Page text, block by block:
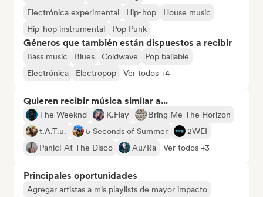
Electrónica experimental
Hip-hop
House music
Hip-hop instrumental
Pop Punk
Géneros que también están dispuestos a recibir
Bass music Blues Coldwave
Pop bailable
Electrónica
Electropop Ver todos +4
Quieren recibir música similar a...
The Weeknd K.Flay
Bring Me The Horizon
t.A.T.u.
5 Seconds of Summer
2WEI
Panic! At The Disco
Au/Ra Ver todos +3
Principales oportunidades
Agregar artistas a mis playlists de mayor impacto